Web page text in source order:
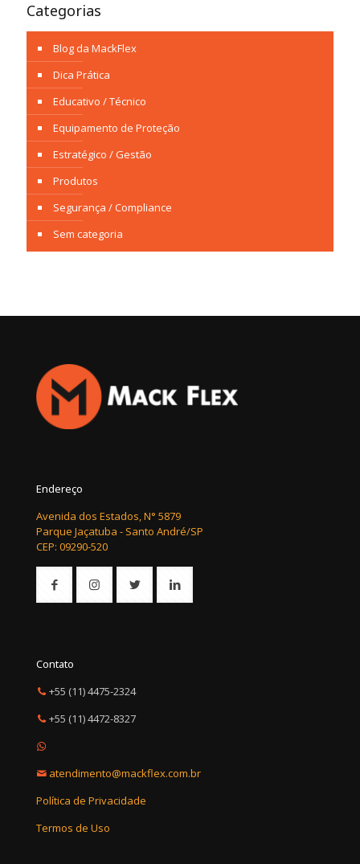
Categorias
Blog da MackFlex
Dica Prática
Educativo / Técnico
Equipamento de Proteção
Estratégico / Gestão
Produtos
Segurança / Compliance
Sem categoria
Endereço
Avenida dos Estados, N° 5879
Parque Jaçatuba - Santo André/SP
CEP: 09290-520
Contato
+55 (11) 4475-2324
+55 (11) 4472-8327
atendimento@mackflex.com.br
Política de Privacidade
Termos de Uso